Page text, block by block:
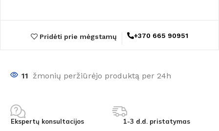
Pridėti prie mėgstamų +370 665 90951
11 žmonių peržiūrėjo produktą per 24h
Ekspertų konsultacijos 1-3 d.d. pristatymas